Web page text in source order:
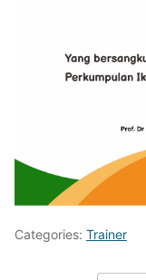
Categories: Trainer